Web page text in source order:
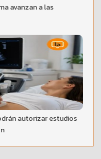
avanzan a las
autorizar estudios